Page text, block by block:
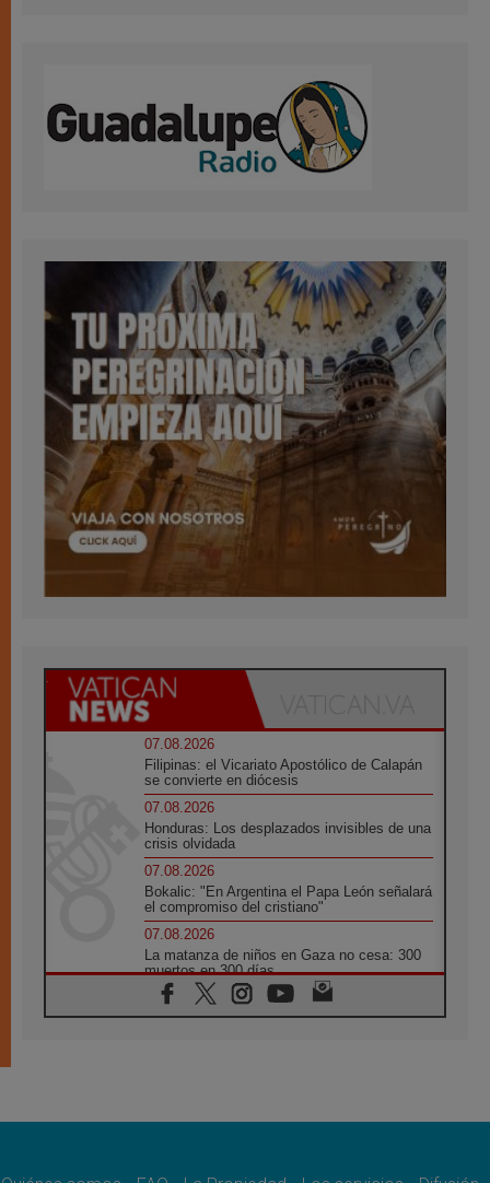
07.08.2026
Filipinas: el Vicariato Apostólico de Calapán
se convierte en diócesis
07.08.2026
Honduras: Los desplazados invisibles de una
crisis olvidada
07.08.2026
Bokalic: "En Argentina el Papa León señalará
el compromiso del cristiano"
07.08.2026
La matanza de niños en Gaza no cesa: 300
muertos en 300 días
07.08.2026
Tagle: La guerra desfigura el mundo, solo la
como misión al servicio del Evangelio